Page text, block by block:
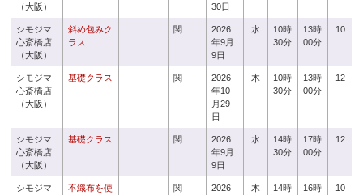
（大阪）
30日
シモジマ
心斎橋店
（大阪）
斜め包みク
ラス
関
2026
年9月
9日
水
10時
30分
13時
00分
10
シモジマ
心斎橋店
（大阪）
基礎クラス 関
2026
年10
月29
日
木
10時
30分
13時
00分
12
シモジマ
心斎橋店
（大阪）
基礎クラス 関
2026
年9月
9日
水
14時
30分
17時
00分
12
シモジマ
不織布を使
関
2026
木
14時
16時
10